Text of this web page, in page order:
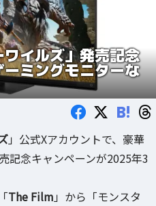
イルズ」発売記念
ミングモニターな
B!
」公式Xアカウントで、豪華
記念キャンペーンが2025年3
The Film 」から「モンスタ